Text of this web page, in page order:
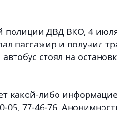
полиции ДВД ВКО, 4
пассажир и получил
стоял на
какой-либо
05, 77-46-76.